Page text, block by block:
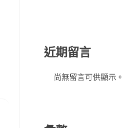
近期留言
尚無留言可供顯示。